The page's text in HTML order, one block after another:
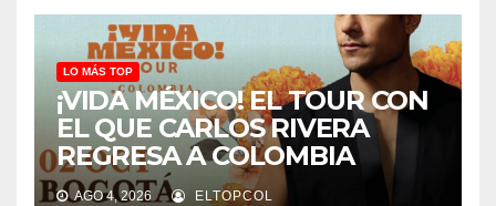
LO MÁS TOP
¡VIDA MÉXICO! EL TOUR CON
EL QUE CARLOS RIVERA
REGRESA A COLOMBIA
AGO 4, 2026 ELTOPCOL